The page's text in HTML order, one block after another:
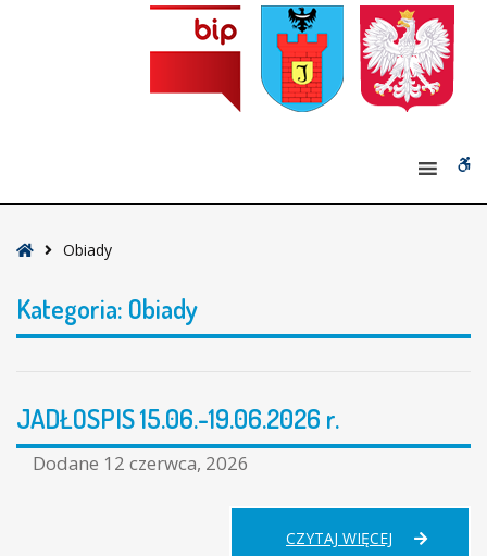
StronaObiady
Kategoria: Obiady
JADŁOSPIS 15.06.-19.06.2026 r.
Dodane 12 czerwca, 2026
CZYTAJ WIĘCEJ JADŁOSPIS